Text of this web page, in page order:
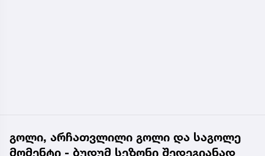
გოლი, არჩათვლილი გოლი და საგოლე
მომენტი - ბუდუმ სეზონი შედეგიანად